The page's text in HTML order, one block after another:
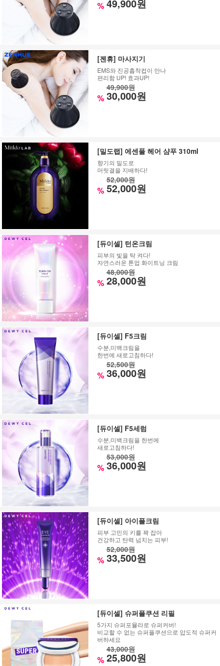
% 49,900원
[젠휴] 마사지기
EMS와 진공흡착컵이 만나
편리함 UP! 효과UP!
%
49,900원
30,000원
[밀도랩] 에센풀 헤어 샴푸 310ml
향기의 밀도로
머릿결을 지배하다!
%
52,000원
52,000원
[듀이셀] 턴온크림
피부의 빛을 탁 켜다!
자연스러운 톤업 화이트닝 크림
%
48,000원
28,000원
[듀이셀] F5크림
수분,미백크림을
한번에 새로고침하다!
%
52,500원
36,000원
[듀이셀] F5세럼
수분,미백크림을 한번에
새로고침하다!
%
53,000원
36,000원
[듀이셀] 아이플크림
피부 고민의 키를 꽉 잡아
건강하고 탄력 넘치는 피부!
%
52,000원
33,500원
[듀이셀] 슈퍼플쿠션 리필
5가지 슈퍼포뮬라로 슈퍼커버!
비교할 수 없는 슈퍼플쿠션으로 압도적 슈퍼커
버하세요
%
43,000원
25,800원